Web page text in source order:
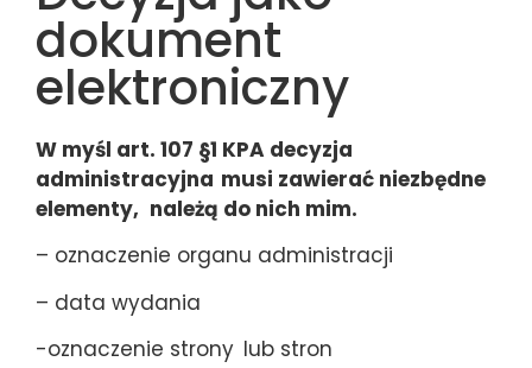
dokument
elektroniczny
W myśl art. 107 §1 KPA decyzja
administracyjna musi zawierać niezbędne
elementy, należą do nich mim.
– oznaczenie organu administracji
– data wydania
-oznaczenie strony lub stron